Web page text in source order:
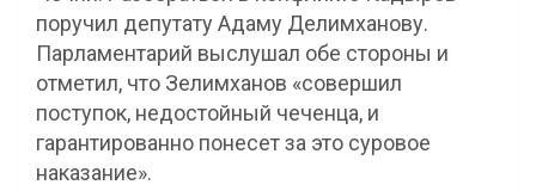
поручил депутату Адаму Делимханову.
Парламентарий выслушал обе стороны и
отметил, что Зелимханов «совершил
поступок, недостойный чеченца, и
гарантированно понесет за это суровое
наказание».